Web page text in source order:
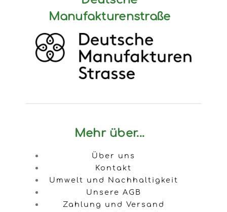
Manufakturenstraße
Mehr über...
Über uns
Kontakt
Umwelt und Nachhaltigkeit
Unsere AGB
Zahlung und Versand